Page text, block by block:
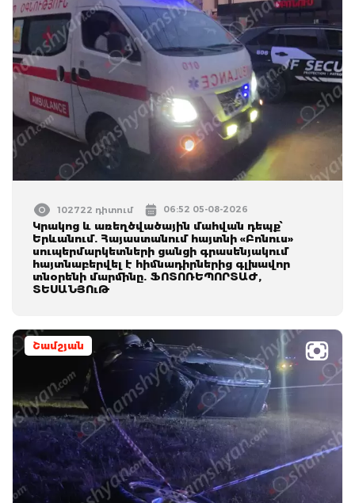
102722 դիտում 06:52 05-08-2026
Կրակոց և առեղծվածային մահվան դեպք՝
Երևանում. Հայաստանում հայտնի «Բոնուս»
սուպերմարկետների ցանցի գրասենյակում
հայտնաբերվել է հիմնադիրներից գլխավոր
տնօրենի մարմինը. ՖՈՏՈՌԵՊՈՐՏԱԺ,
ՏԵՍԱՆՅՈւԹ
Շամշյան